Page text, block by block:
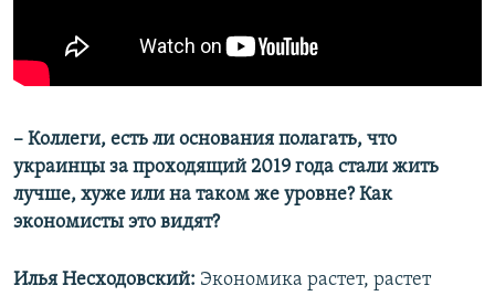
– Коллеги, есть ли основания полагать, что
украинцы за проходящий 2019 года стали жить
лучше, хуже или на таком же уровне? Как
экономисты это видят?
Илья Несходовский: Экономика растет, растет